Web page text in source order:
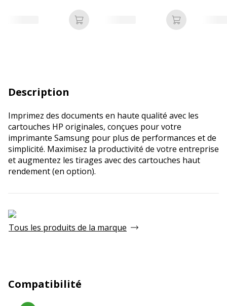
Ajouter au panier Ajouter au
Description
Imprimez des documents en haute qualité avec les
cartouches HP originales, conçues pour votre
imprimante Samsung pour plus de performances et de
simplicité. Maximisez la productivité de votre entreprise
et augmentez les tirages avec des cartouches haut
rendement (en option).
Tous les produits de la marque
Compatibilité